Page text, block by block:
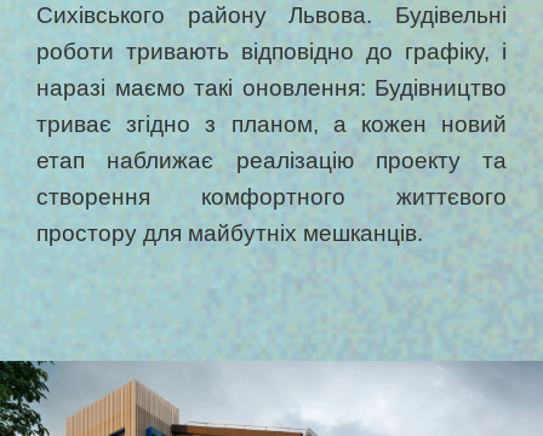
Сихівського району Львова. Будівельні
роботи тривають відповідно до графіку, і
наразі маємо такі оновлення: Будівництво
триває згідно з планом, а кожен новий
етап наближає реалізацію проекту та
створення комфортного життєвого
простору для майбутніх мешканців.